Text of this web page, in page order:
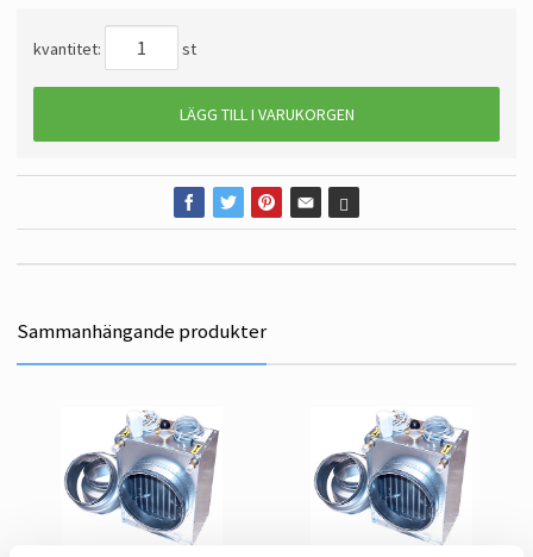
kvantitet: st
LÄGG TILL I VARUKORGEN
Sammanhängande produkter